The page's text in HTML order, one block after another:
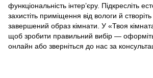
функціональність інтер’єру. Підкресліть
захистіть приміщення від вологи й
завершений образ кімнати. У «Твоя
щоб зробити правильний вибір —
онлайн або зверніться до нас за